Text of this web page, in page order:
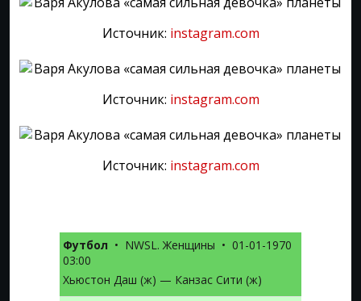
Источник: instagram.com
Источник: instagram.com
Источник: instagram.com
Футбол • NWSL. Женщины • 01-01-1970
03:00
Хьюстон Даш (ж) — Канзас Сити (ж)